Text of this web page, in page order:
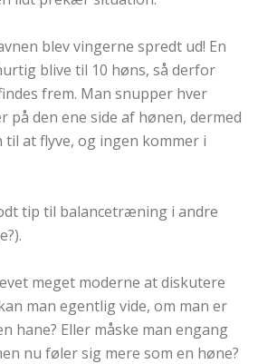
blev vingerne spredt ud! En
blive til 10 høns, så derfor
frem. Man snupper hver
på den ene side af hønen, dermed
at flyve, og ingen kommer i
tip til balancetræning i andre
?).
meget moderne at diskutere
man egentlig vide, om man er
hane? Eller måske man engang
nu føler sig mere som en høne?